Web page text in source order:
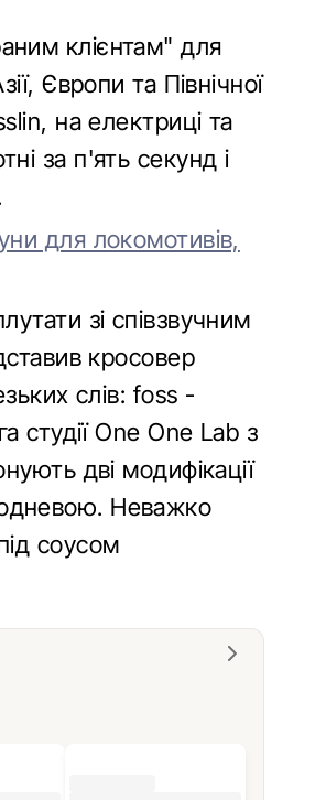
клієнтам" для
Європи та Північної
на електриці та
за п'ять секунд і
для локомотивів,
зі співзвучним
кросовер
слів: foss -
студії One One Lab з
дві модифікації
Неважко
соусом